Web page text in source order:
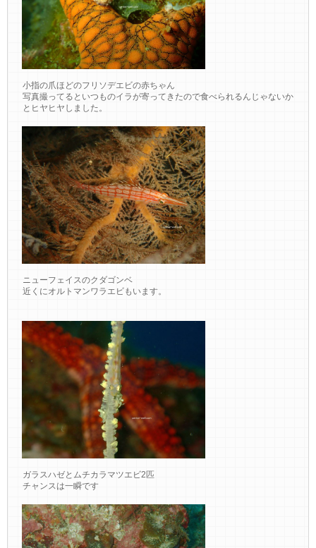
小指の爪ほどのフリソデエビの赤ちゃん
写真撮ってるといつものイラが寄ってきたので食べられるんじゃないか
とヒヤヒヤしました。
ニューフェイスのクダゴンベ
近くにオルトマンワラエビもいます。
ガラスハゼとムチカラマツエビ2匹
チャンスは一瞬です